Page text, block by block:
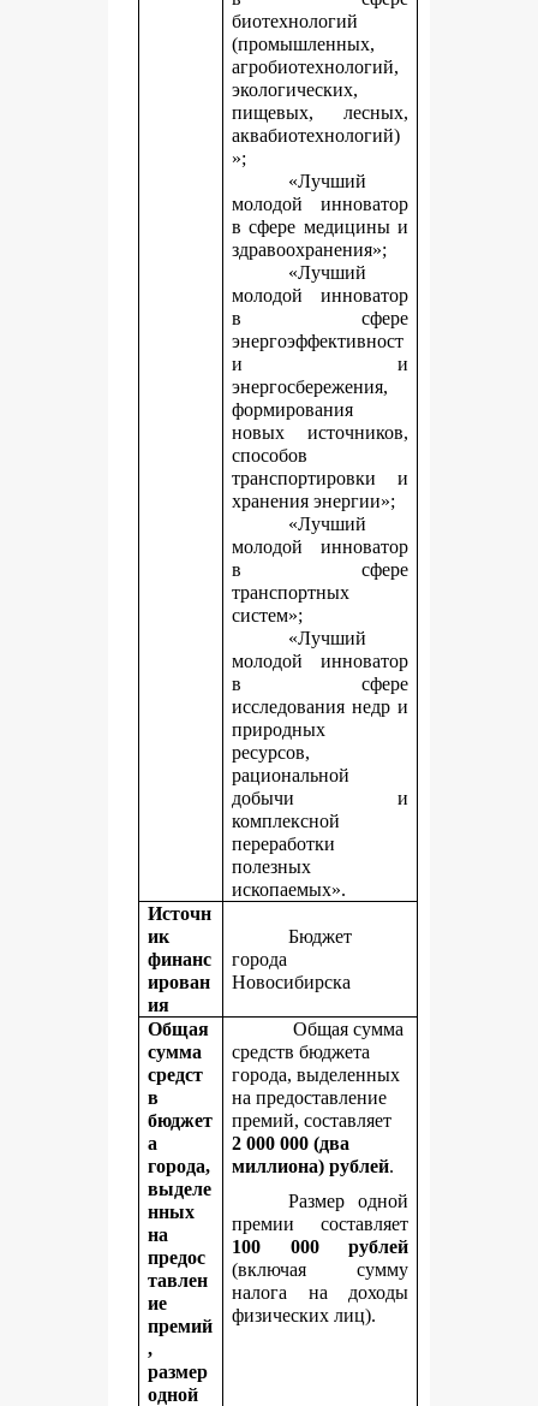
биотехнологий
(промышленных,
агробиотехнологий,
экологических,
пищевых, лесных,
аквабиотехнологий)
»;
«Лучший
молодой инноватор
в сфере медицины и
здравоохранения»;
«Лучший
молодой инноватор
в сфере
энергоэффективност
и и
энергосбережения,
формирования
новых источников,
способов
транспортировки и
хранения энергии»;
«Лучший
молодой инноватор
в сфере
транспортных
систем»;
«Лучший
молодой инноватор
в сфере
исследования недр и
природных
ресурсов,
рациональной
добычи и
комплексной
переработки
полезных
ископаемых».
Источн
ик
финанс
ирован
ия
Бюджет
города
Новосибирска
Общая
сумма
средст
в
бюджет
а
города,
выделе
нных
на
предос
тавлен
ие
премий
,
размер
одной
Общая сумма
средств бюджета
города, выделенных
на предоставление
премий, составляет
2 000 000 (два
миллиона) рублей.
Размер одной
премии составляет
100 000 рублей
(включая сумму
налога на доходы
физических лиц).